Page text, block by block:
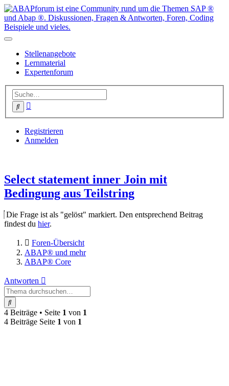
Stellenangebote
Lernmaterial
Expertenforum
Suche
Registrieren
Anmelden
Select statement inner Join mit
Bedingung aus Teilstring
Die Frage ist als "gelöst" markiert. Den entsprechend Beitrag
findest du hier.
Foren-Übersicht
ABAP® und mehr
ABAP® Core
Antworten
Suche
4 Beiträge • Seite 1 von 1
4 Beiträge Seite 1 von 1